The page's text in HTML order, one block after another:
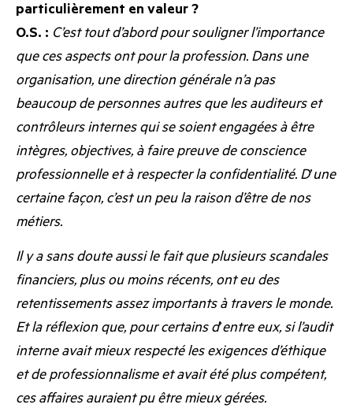
particulièrement en valeur ?
O.S. : C’est tout d’abord pour souligner l’importance
que ces aspects ont pour la profession. Dans une
organisation, une direction générale n’a pas
beaucoup de personnes autres que les auditeurs et
contrôleurs internes qui se soient engagées à être
intègres, objectives, à faire preuve de conscience
professionnelle et à respecter la confidentialité. D’une
certaine façon, c’est un peu la raison d’être de nos
métiers.
Il y a sans doute aussi le fait que plusieurs scandales
financiers, plus ou moins récents, ont eu des
retentissements assez importants à travers le monde.
Et la réflexion que, pour certains d’entre eux, si l’audit
interne avait mieux respecté les exigences d’éthique
et de professionnalisme et avait été plus compétent,
ces affaires auraient pu être mieux gérées.